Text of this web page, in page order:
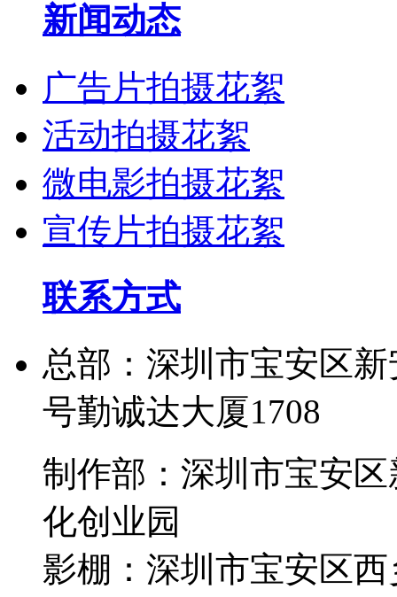
新闻动态
广告片拍摄花絮
活动拍摄花絮
微电影拍摄花絮
宣传片拍摄花絮
联系方式
总部：深圳市宝安区
号勤诚达大厦1708
制作部：深圳市宝安
化创业园
影棚：深圳市宝安区